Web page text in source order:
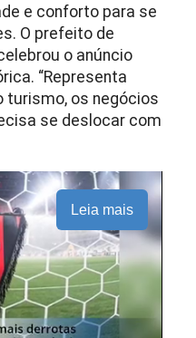
e conforto para se
O prefeito de
o anúncio
“Representa
turismo, os negócios
se deslocar com
Leia mais